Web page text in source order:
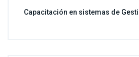
Capacitación en sistemas de